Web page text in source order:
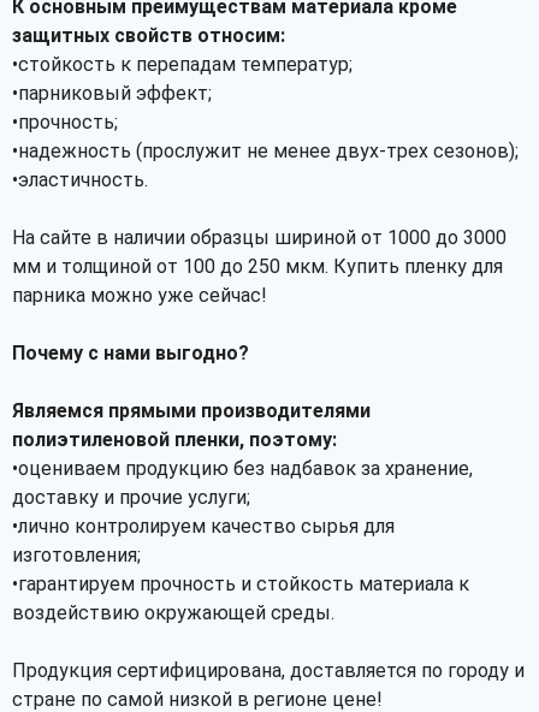
К основным преимуществам материала кроме
защитных свойств относим:
•стойкость к перепадам температур;
•парниковый эффект;
•прочность;
•надежность (прослужит не менее двух-трех сезонов);
•эластичность.
На сайте в наличии образцы шириной от 1000 до 3000
мм и толщиной от 100 до 250 мкм. Купить пленку для
парника можно уже сейчас!
Почему с нами выгодно?
Являемся прямыми производителями
полиэтиленовой пленки, поэтому:
•оцениваем продукцию без надбавок за хранение,
доставку и прочие услуги;
•лично контролируем качество сырья для
изготовления;
•гарантируем прочность и стойкость материала к
воздействию окружающей среды.
Продукция сертифицирована, доставляется по городу и
стране по самой низкой в регионе цене!